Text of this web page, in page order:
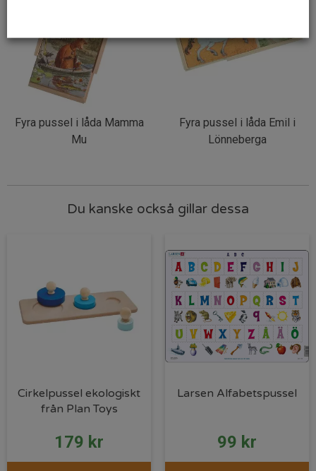
Fyra pussel i låda Mamma
Mu
Fyra pussel i låda Emil i
Lönneberga
Du kanske också gillar dessa
Cirkelpussel ekologiskt
från Plan Toys
179 kr
Larsen Alfabetspussel
99 kr